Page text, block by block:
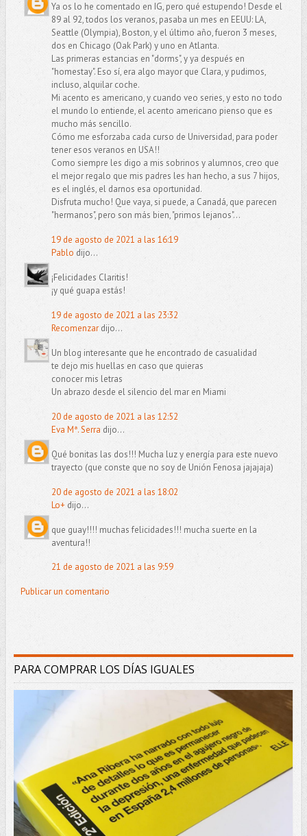
Ya os lo he comentado en IG, pero qué estupendo! Desde el
89 al 92, todos los veranos, pasaba un mes en EEUU: LA,
Seattle (Olympia), Boston, y el último año, fueron 3 meses,
dos en Chicago (Oak Park) y uno en Atlanta.
Las primeras estancias en "dorms", y ya después en
"homestay". Eso sí, era algo mayor que Clara, y pudimos,
incluso, alquilar coche.
Mi acento es americano, y cuando veo series, y esto no todo
el mundo lo entiende, el acento americano pienso que es
mucho más sencillo.
Cómo me esforzaba cada curso de Universidad, para poder
tener esos veranos en USA!!
Como siempre les digo a mis sobrinos y alumnos, creo que
el mejor regalo que mis padres les han hecho, a sus 7 hijos,
es el inglés, el darnos esa oportunidad.
Disfruta mucho! Que vaya, si puede, a Canadá, que parecen
"hermanos", pero son más bien, "primos lejanos"...
19 de agosto de 2021 a las 16:19
Pablo dijo...
¡Felicidades Claritis!
¡y qué guapa estás!
19 de agosto de 2021 a las 23:32
Recomenzardijo...
Un blog interesante que he encontrado de casualidad
te dejo mis huellas en caso que quieras
conocer mis letras
Un abrazo desde el silencio del mar en Miami
20 de agosto de 2021 a las 12:52
Eva Mª. Serra dijo...
Qué bonitas las dos!!! Mucha luz y energía para este nuevo
trayecto (que conste que no soy de Unión Fenosa jajajaja)
20 de agosto de 2021 a las 18:02
Lo+dijo...
que guay!!!! muchas felicidades!!! mucha suerte en la
aventura!!
21 de agosto de 2021 a las 9:59
Publicar un comentario
PARA COMPRAR LOS DÍAS IGUALES